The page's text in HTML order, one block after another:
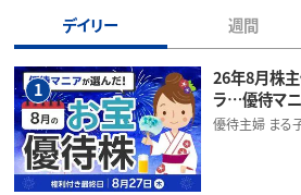
デイリー 週間
1
26年8月株主
ラ…優待マ
優待主婦 まる